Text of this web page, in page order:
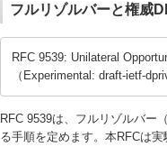
フルリゾルバーと権威
RFC 9539: Unilateral
（Experimental: draft-ietf-
RFC 9539は、フルリゾルバー
る手順を定めます。本RFCは